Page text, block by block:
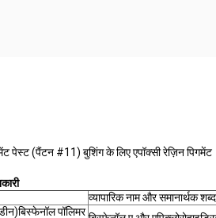
पेस्ट (पैंटन #11) बुशिंग के लिए एपॉक्सी रेज़िन पिगमेंट
व्यापारिक नाम और समानार्थक शब्द
पॉलिमर